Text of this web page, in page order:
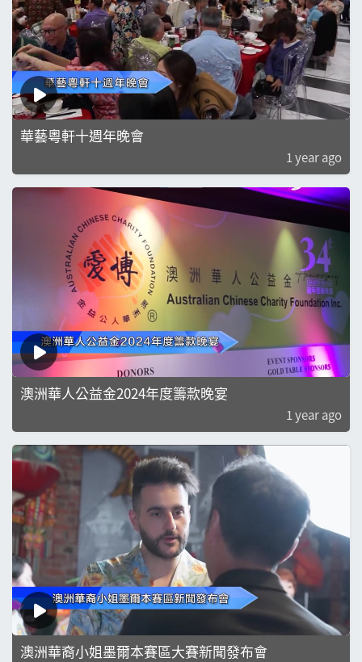
華藝粵軒十週年晚會
1 year ago
澳洲華人公益金2024年度籌款晚宴
1 year ago
澳洲華裔小姐墨爾本賽區大賽新聞發布會